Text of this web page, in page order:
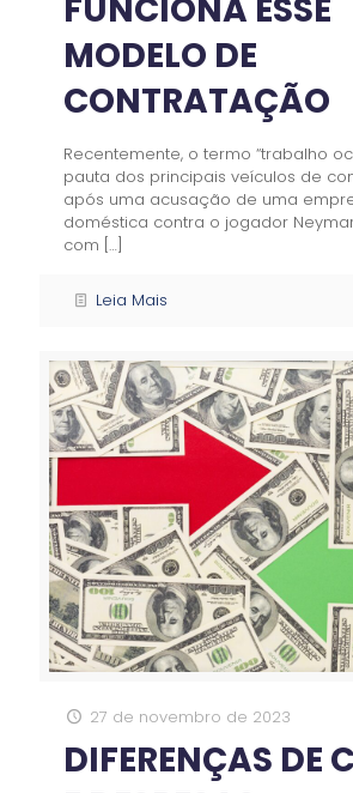
FUNCIONA ESSE
MODELO DE
CONTRATAÇÃO
Recentemente, o termo “trabalho
pauta dos principais veículos de
após uma acusação de uma
doméstica contra o jogador
com […]
Leia Mais
27 de novembro de 2023
DIFERENÇAS DE